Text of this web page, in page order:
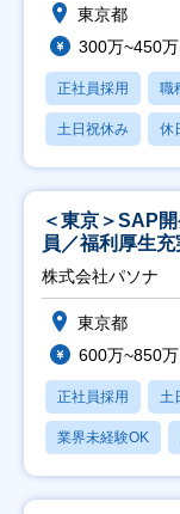
東京都
300万~450万
正社員採用 職
土日祝休み 休
＜東京＞SAP
員／福利厚生充
株式会社パソナ
東京都
600万~850万
正社員採用 土
業界未経験OK